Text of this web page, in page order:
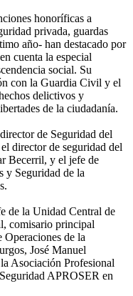
honoríficas a
privada, guardas
año- han destacado por
cuenta la especial
social. Su
con la Guardia Civil y el
delictivos y
de la ciudadanía.
de Seguridad del
director de seguridad del
Becerril, y el jefe de
y Seguridad de la
de la Unidad Central de
comisario principal
Operaciones de la
José Manuel
Asociación Profesional
APROSER en